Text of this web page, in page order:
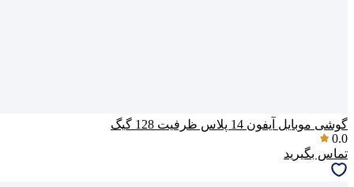
گوشی موبایل آیفون 14 پلاس ظرفیت 128 گیگ
0.0
تماس بگیرید